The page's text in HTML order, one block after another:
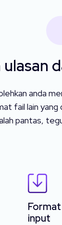
anda
fail lain
pantas,
input